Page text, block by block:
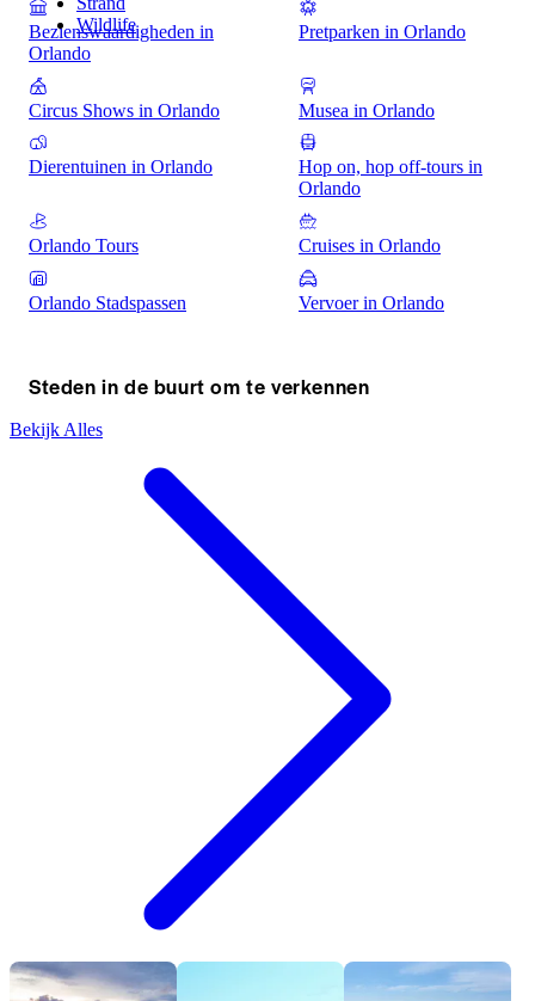
Wildlife
Bezienswaardigheden in
Orlando
Pretparken in Orlando
Circus Shows in Orlando Musea in Orlando
Dierentuinen in Orlando
Hop on, hop off-tours in
Orlando
Orlando Tours Cruises in Orlando
Orlando Stadspassen Vervoer in Orlando
Steden in de buurt om te verkennen
Bekijk Alles